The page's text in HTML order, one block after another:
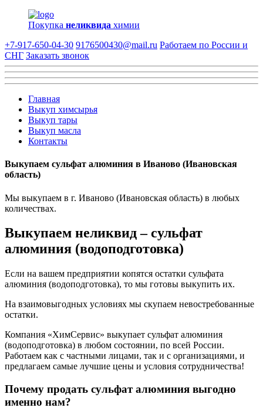
Покупка неликвида химии
+7-917-650-04-30 9176500430@mail.ru Работаем по России и
СНГ Заказать звонок
Главная
Выкуп химсырья
Выкуп тары
Выкуп масла
Контакты
Выкупаем сульфат алюминия в Иваново (Ивановская
область)
Мы выкупаем в г. Иваново (Ивановская область) в любых
количествах.
Выкупаем неликвид – сульфат
алюминия (водоподготовка)
Если на вашем предприятии копятся остатки сульфата
алюминия (водоподготовка), то мы готовы выкупить их.
На взаимовыгодных условиях мы скупаем невостребованные
остатки.
Компания «ХимСервис» выкупает сульфат алюминия
(водоподготовка) в любом состоянии, по всей России.
Работаем как с частными лицами, так и с организациями, и
предлагаем самые лучшие цены и условия сотрудничества!
Почему продать сульфат алюминия выгодно
именно нам?